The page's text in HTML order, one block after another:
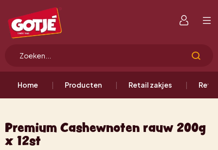
Home Producten Retail zakjes
Premium Cashewnoten rauw 200g
x 12st